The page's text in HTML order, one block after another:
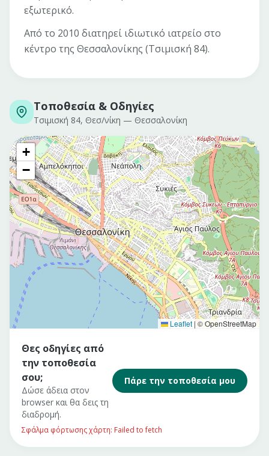
εξωτερικό.
Από το 2010 διατηρεί ιδιωτικό ιατρείο στο
κέντρο της Θεσσαλονίκης (Τσιμισκή 84).
Τοποθεσία & Οδηγίες
Τσιμισκή 84, Θεσ/νίκη — Θεσσαλονίκη
+
−
Leaflet |© OpenStreetMap
Θες οδηγίες από
την τοποθεσία
σου;
Δώσε άδεια στον
browser και θα δεις τη
διαδρομή.
Πάρε την τοποθεσία μου
Σφάλμα φόρτωσης χάρτη: Failed to fetch